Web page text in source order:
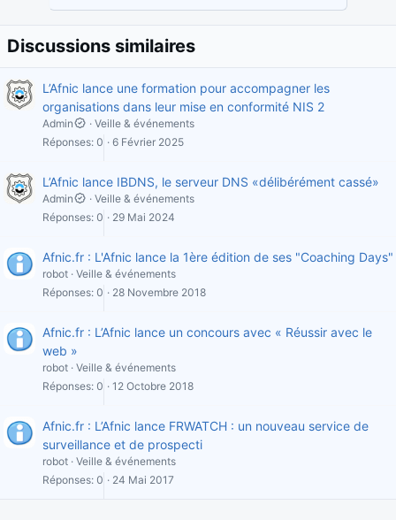
Discussions similaires
L’Afnic lance une formation pour accompagner les
organisations dans leur mise en conformité NIS 2
Admin
Veille & événements
Réponses 0 6 Février 2025
L’Afnic lance IBDNS, le serveur DNS «délibérément cassé»
Admin
Veille & événements
Réponses 0 29 Mai 2024
Afnic.fr : L'Afnic lance la 1ère édition de ses "Coaching Days"
robot Veille & événements
Réponses 0 28 Novembre 2018
Afnic.fr : L’Afnic lance un concours avec « Réussir avec le
web »
robot Veille & événements
Réponses 0 12 Octobre 2018
Afnic.fr : L’Afnic lance FRWATCH : un nouveau service de
surveillance et de prospecti
robot Veille & événements
Réponses 0 24 Mai 2017